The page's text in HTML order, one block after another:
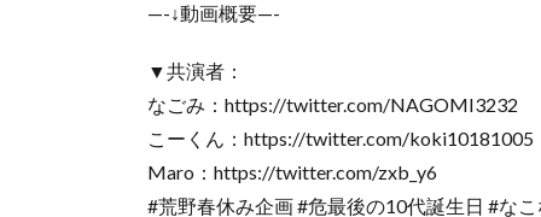
—-↓動画概要—-
▼共演者：
なごみ：https://twitter.com/NAGOMI3232
こーくん：https://twitter.com/koki10181005
Maro：https://twitter.com/zxb_y6
#荒野春休み企画 #危最後の10代誕生日 #な